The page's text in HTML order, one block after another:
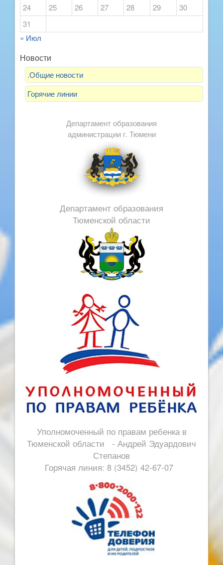
24
25 26 27 28 29
30
31
« Июл
Новости
.Общие новости
Горячие линии
Департамент образования
администрации г. Тюмени
Департамент образования
Тюменской области
Уполномоченный по правам ребенка в
Тюменской области - Андрей Эдуардович
Степанов
Горячая линия: 8 (3452) 42-67-07